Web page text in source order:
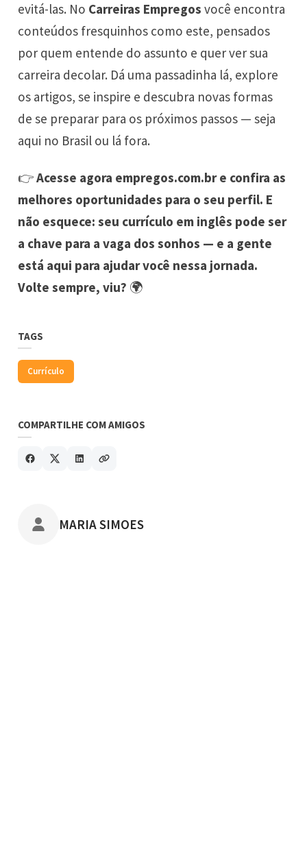
evitá-las. No Carreiras Empregos você encontra
conteúdos fresquinhos como este, pensados
por quem entende do assunto e quer ver sua
carreira decolar. Dá uma passadinha lá, explore
os artigos, se inspire e descubra novas formas
de se preparar para os próximos passos — seja
aqui no Brasil ou lá fora.
👉Acesse agora empregos.com.bre confira as
melhores oportunidades para o seu perfil. E
não esquece: seu currículo em inglês pode ser
a chave para a vaga dos sonhos — e a gente
está aqui para ajudar você nessa jornada.
Volte sempre, viu? 🌍
TAGS
Currículo
COMPARTILHE COM AMIGOS
POSTADO POR
MARIA SIMOES